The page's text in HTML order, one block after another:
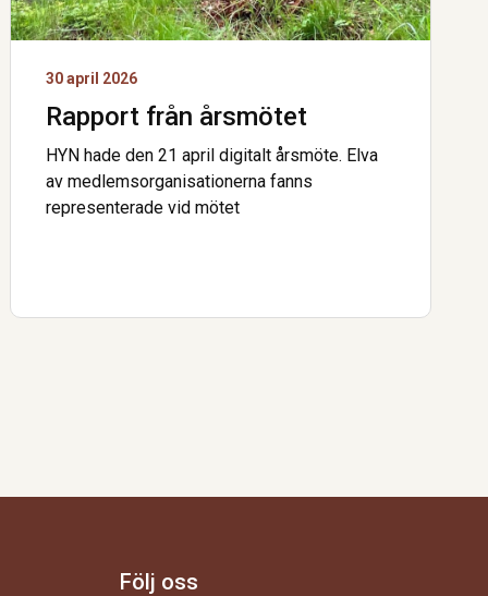
30 april 2026
Rapport från årsmötet
HYN hade den 21 april digitalt årsmöte. Elva
av medlemsorganisationerna fanns
representerade vid mötet
Följ oss